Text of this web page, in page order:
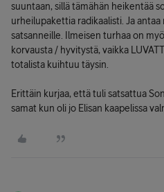
suuntaan, sillä tämähän heikentää
urheilupakettia radikaalisti. Ja
satsanneille. Ilmeisen turhaa on
korvausta / hyvitystä, vaikka
totalista kuihtuu täysin.
Erittäin kurjaa, että tuli satsattua
samat kun oli jo Elisan kaapelissa